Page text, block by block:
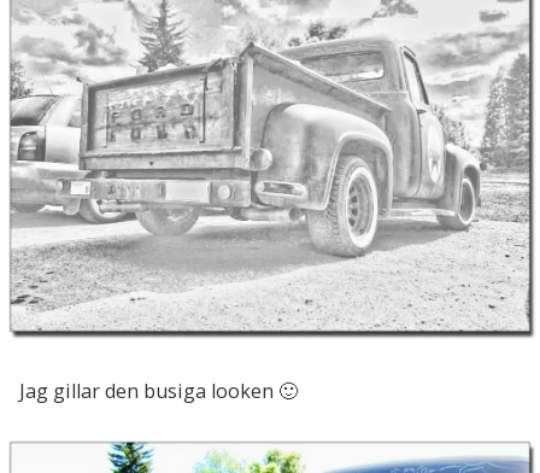
Jag gillar den busiga looken 🙂